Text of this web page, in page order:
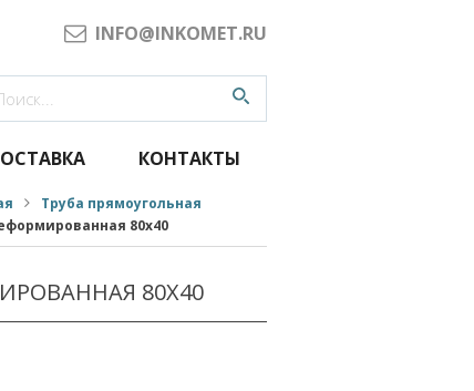
INFO@INKOMET.RU
КОНТАКТЫ
Труба прямоугольная
80x40
80X40